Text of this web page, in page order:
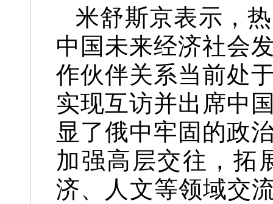
米舒斯京表示，
中国未来经济社会
作伙伴关系当前处
实现互访并出席中
显了俄中牢固的政
加强高层交往，拓
济、人文等领域交